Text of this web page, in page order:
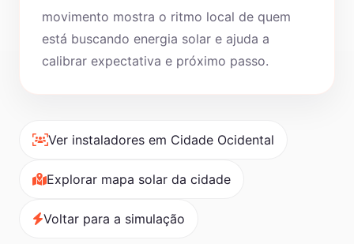
movimento mostra o ritmo local de quem
está buscando energia solar e ajuda a
calibrar expectativa e próximo passo.
Ver instaladores em Cidade Ocidental
Explorar mapa solar da cidade
Voltar para a simulação